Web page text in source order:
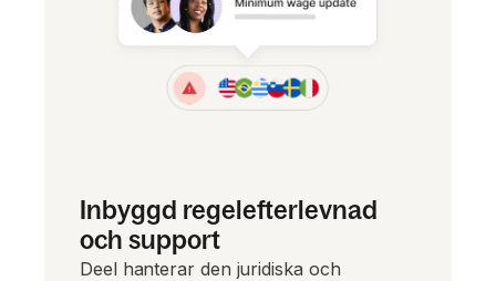
Inbyggd regelefterlevnad
och support
Deel hanterar den juridiska och